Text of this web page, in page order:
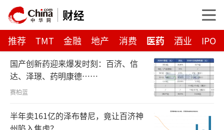
财经
推荐 TMT 金融 地产 消费 医药 酒业 IPO
国产创新药迎来爆发时刻：百济、信
达、泽璟、药明康德……
赛柏蓝
半年卖161亿的泽布替尼，竟让百济神